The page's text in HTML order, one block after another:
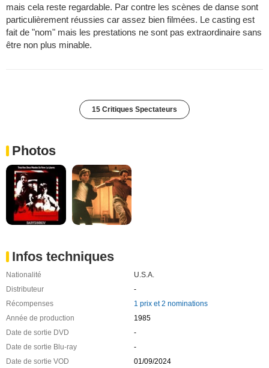
mais cela reste regardable. Par contre les scènes de danse sont
particulièrement réussies car assez bien filmées. Le casting est
fait de "nom" mais les prestations ne sont pas extraordinaire sans
être non plus minable.
15 Critiques Spectateurs
Photos
Infos techniques
Nationalité
U.S.A.
Distributeur
-
Récompenses
1 prix et 2 nominations
Année de production
1985
Date de sortie DVD
-
Date de sortie Blu-ray
-
Date de sortie VOD
01/09/2024